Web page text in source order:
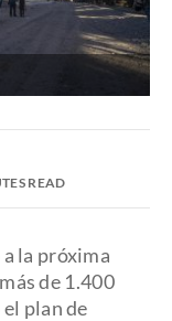
READ
la próxima
de 1.400
plan de